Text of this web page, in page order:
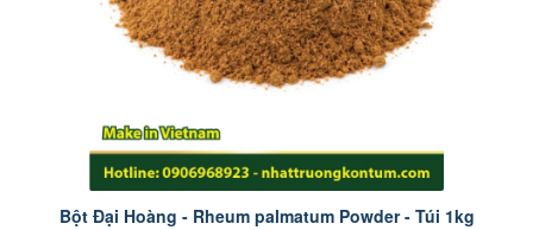
Bột Đại Hoàng - Rheum palmatum Powder - Túi 1kg